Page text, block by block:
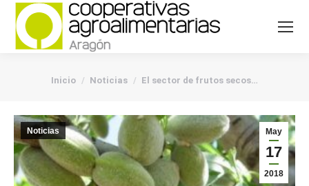
You are here:
Inicio Noticias El sector de frutos secos…
May
17
2018
Noticias